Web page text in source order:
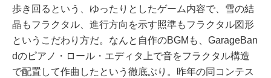
歩き回るという、ゆったりとしたゲーム内容で、雪の結
晶もフラクタル、進行方向を示す照準もフラクタル図形
というこだわり方だ。なんと自作のBGMも、GarageBan
dのピアノ・ロール・エディタ上で音をフラクタル構造
で配置して作曲したという徹底ぶり。昨年の同コンテス